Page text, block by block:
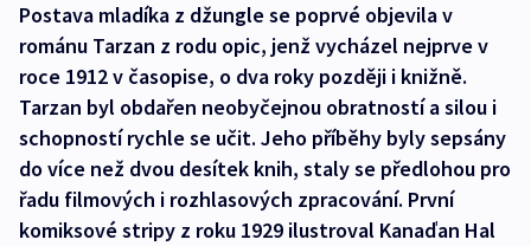
Postava mladíka z džungle se poprvé objevila v
románu Tarzan z rodu opic, jenž vycházel nejprve v
roce 1912 v časopise, o dva roky později i knižně.
Tarzan byl obdařen neobyčejnou obratností a silou i
schopností rychle se učit. Jeho příběhy byly sepsány
do více než dvou desítek knih, staly se předlohou pro
řadu filmových i rozhlasových zpracování. První
komiksové stripy z roku 1929 ilustroval Kanaďan Hal